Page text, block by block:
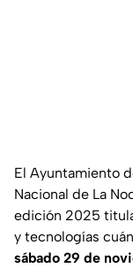
El Ayuntamiento
Nacional de La
edición 2025
y tecnologías
sábado 29 de